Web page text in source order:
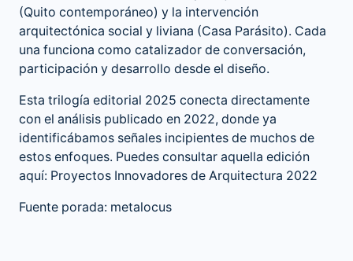
(Quito contemporáneo) y la intervención
arquitectónica social y liviana (Casa Parásito). Cada
una funciona como catalizador de conversación,
participación y desarrollo desde el diseño.
Esta trilogía editorial 2025 conecta directamente
con el análisis publicado en 2022, donde ya
identificábamos señales incipientes de muchos de
estos enfoques. Puedes consultar aquella edición
aquí: Proyectos Innovadores de Arquitectura 2022
Fuente porada: metalocus